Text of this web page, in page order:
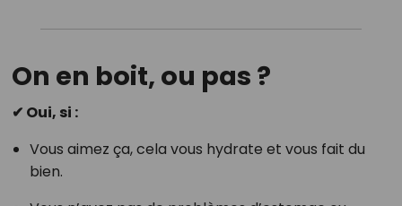
On en boit, ou pas ?
✔ Oui, si :
Vous aimez ça, cela vous hydrate et vous fait du
bien.